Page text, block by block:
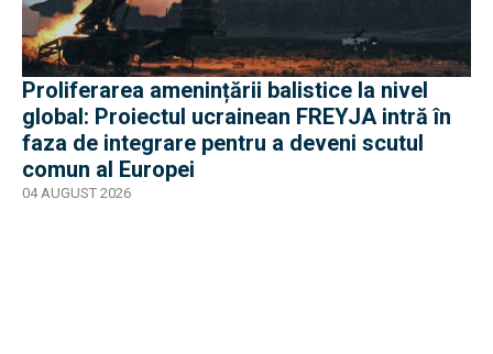
Proliferarea amenințării balistice la nivel
global: Proiectul ucrainean FREYJA intră în
faza de integrare pentru a deveni scutul
comun al Europei
04 AUGUST 2026